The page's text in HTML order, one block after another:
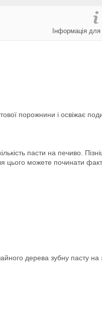
Інформація
порожнини і освіжає
пасти на печиво.
цього можете починати
дерева зубну пасту на